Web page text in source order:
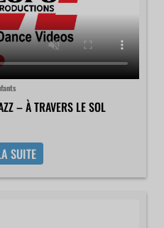
– À TRAVERS LE SOL
SUITE